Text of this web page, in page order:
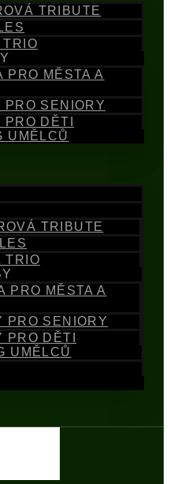
TRIBUTE
PRO MĚSTA A
PRO SENIORY
PRO DĚTI
UMĚLCŮ
TRIBUTE
TRIO
PRO MĚSTA A
PRO SENIORY
PRO DĚTI
UMĚLCŮ